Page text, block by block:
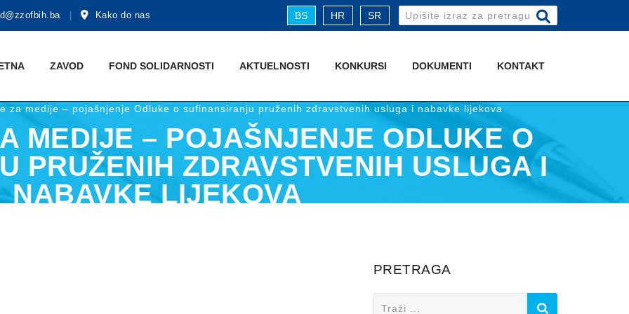
Kako do nas BS HR SR
Search
for:
ZAVOD FOND SOLIDARNOSTI AKTUЕLNOSTI KONKURSI DOKUMENTI KONTAKT
za medije – pojašnjenje Odluke o sufinansiranju pruženih zdravstvenih usluga i nabavke lijekova
MEDIJE – POJAŠNJENJE ODLUKE O
PRUŽENIH ZDRAVSTVENIH USLUGA I
NABAVKE LIJEKOVA
PRETRAGA